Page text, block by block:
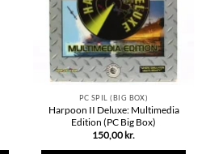
PC SPIL (BIG BOX)
Harpoon II Deluxe: Multimedia
Edition (PC Big Box)
150,00 kr.